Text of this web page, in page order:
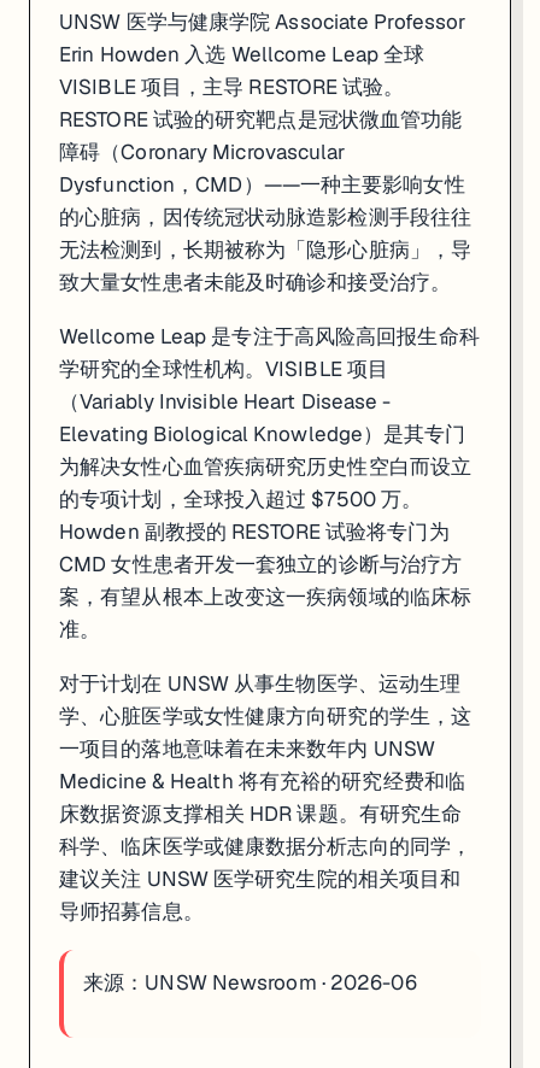
UNSW 医学与健康学院 Associate Professor
Erin Howden 入选 Wellcome Leap 全球
VISIBLE 项目，主导 RESTORE 试验。
RESTORE 试验的研究靶点是冠状微血管功能
障碍（Coronary Microvascular
Dysfunction，CMD）——一种主要影响女性
的心脏病，因传统冠状动脉造影检测手段往往
无法检测到，长期被称为「隐形心脏病」，导
致大量女性患者未能及时确诊和接受治疗。
Wellcome Leap 是专注于高风险高回报生命科
学研究的全球性机构。VISIBLE 项目
（Variably Invisible Heart Disease -
Elevating Biological Knowledge）是其专门
为解决女性心血管疾病研究历史性空白而设立
的专项计划，全球投入超过 $7500 万。
Howden 副教授的 RESTORE 试验将专门为
CMD 女性患者开发一套独立的诊断与治疗方
案，有望从根本上改变这一疾病领域的临床标
准。
对于计划在 UNSW 从事生物医学、运动生理
学、心脏医学或女性健康方向研究的学生，这
一项目的落地意味着在未来数年内 UNSW
Medicine & Health 将有充裕的研究经费和临
床数据资源支撑相关 HDR 课题。有研究生命
科学、临床医学或健康数据分析志向的同学，
建议关注 UNSW 医学研究生院的相关项目和
导师招募信息。
来源： UNSW Newsroom · 2026-06